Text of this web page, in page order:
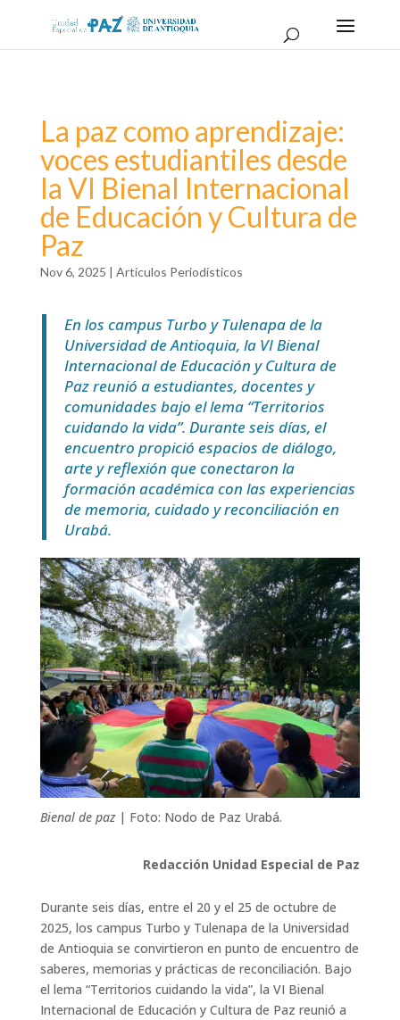
La paz como aprendizaje:
voces estudiantiles desde
la VI Bienal Internacional
de Educación y Cultura de
Paz
Nov 6, 2025 | Artículos Periodísticos
En los campus Turbo y Tulenapa de la
Universidad de Antioquia, la VI Bienal
Internacional de Educación y Cultura de
Paz reunió a estudiantes, docentes y
comunidades bajo el lema “Territorios
cuidando la vida”. Durante seis días, el
encuentro propició espacios de diálogo,
arte y reflexión que conectaron la
formación académica con las experiencias
de memoria, cuidado y reconciliación en
Urabá.
Bienal de paz| Foto: Nodo de Paz Urabá.
Redacción Unidad Especial de Paz
Durante seis días, entre el 20 y el 25 de octubre de
2025, los campus Turbo y Tulenapa de la Universidad
de Antioquia se convirtieron en punto de encuentro de
saberes, memorias y prácticas de reconciliación. Bajo
el lema “Territorios cuidando la vida”, la VI Bienal
Internacional de Educación y Cultura de Paz reunió a